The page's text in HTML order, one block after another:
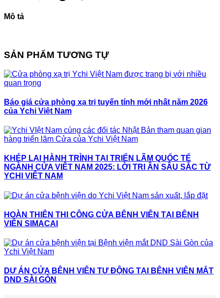
Mô tả
SẢN PHẨM TƯƠNG TỰ
Báo giá cửa phòng xạ trị tuyến tính mới nhất năm 2026
của Ychi Việt Nam
KHÉP LẠI HÀNH TRÌNH TẠI TRIỂN LÃM QUỐC TẾ
NGÀNH CỬA VIỆT NAM 2025: LỜI TRI ÂN SÂU SẮC TỪ
YCHI VIỆT NAM
HOÀN THIỆN THI CÔNG CỬA BỆNH VIỆN TẠI BỆNH
VIỆN SIMACAI
DỰ ÁN CỬA BỆNH VIỆN TỰ ĐỘNG TẠI BỆNH VIỆN MẮT
DND SÀI GÒN